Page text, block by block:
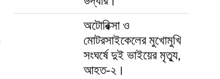
অটোরিক্সা ও
মোটরসাইকেলের মুখোমুখি
সংঘর্ষে দুই ভাইয়ের মৃত্যু,
আহত-২।